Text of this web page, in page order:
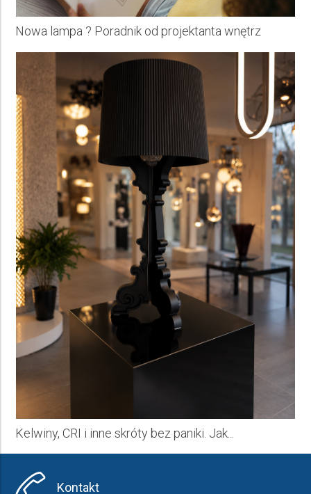
Nowa lampa ? Poradnik od projektanta wnętrz
Kelwiny, CRI i inne skróty bez paniki. Jak...
Kontakt